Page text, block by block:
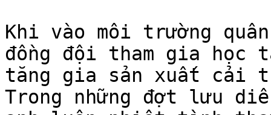
Khi vào môi trường
đồng đội tham gia
tăng gia sản xuất cải
Trong những đợt lưu